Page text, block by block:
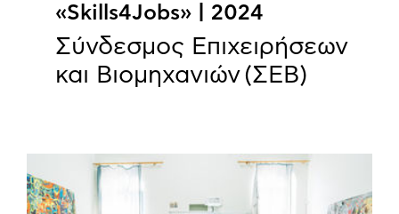
«Skills4Jobs» | 2024
Σύνδεσμος Επιχειρήσεων
και Βιομηχανιών (ΣΕΒ)